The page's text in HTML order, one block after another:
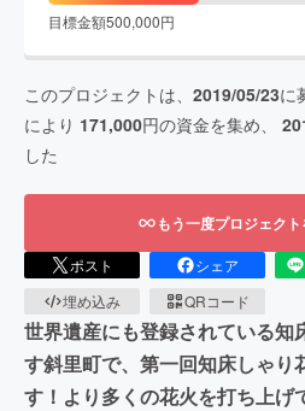
目標金額500,000円
このプロジェクトは、 2019/05/23に
により 171,000円の資金を集め、
した
もう一度プロジェク
ポスト シェア
埋め込み
QRコード
世界遺産にも登録されている知
す斜里町で、第一回知床しゃり
す！より多くの花火を打ち上げ